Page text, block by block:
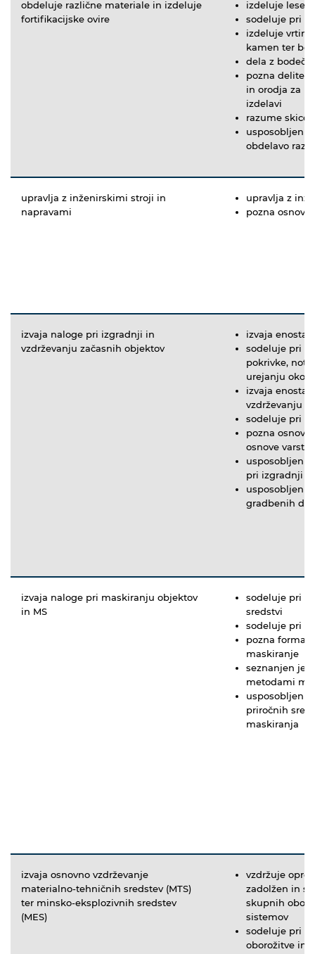
obdeluje različne materiale in izdeluje
fortifikacijske ovire
izdeluje
sodeluje pri
izdeluje
kamen ter
dela z
pozna delitev
in orodja za
izdelavi
razume skice
usposobljen
obdelavo
upravlja z inženirskimi stroji in
napravami
upravlja z
pozna
izvaja naloge pri izgradnji in
vzdrževanju začasnih objektov
izvaja
sodeluje pri
pokrivke,
urejanju
izvaja
vzdrževanju
sodeluje pri
pozna
osnove
usposobljen
pri izgradnji
usposobljen
gradbenih del
izvaja naloge pri maskiranju objektov
in MS
sodeluje pri
sredstvi
sodeluje pri
pozna
maskiranje
seznanjen je
metodami
usposobljen
priročnih
maskiranja
izvaja osnovno vzdrževanje
materialno-tehničnih sredstev (MTS)
ter minsko-eksplozivnih sredstev
(MES)
vzdržuje
zadolžen in
skupnih
sistemov
sodeluje pri
oborožitve in